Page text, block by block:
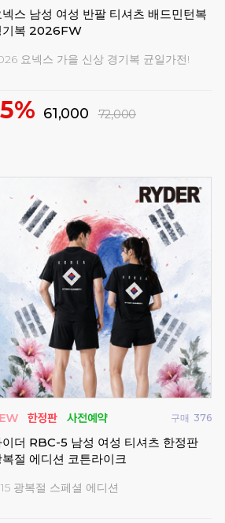
넥스 티셔츠 남성 여성 반팔 긴팔 게임웨
253TS017M
스 시즌오프 아울렛
37,000 69,000
구매 787
넥스 남성 여성 티셔츠 반팔 오버핏 게임
어 경기복
세일! 시즌오프 아울렛!